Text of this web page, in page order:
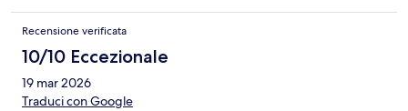
Recensione verificata
10/10 Eccezionale
19 mar 2026
Traduci con Google